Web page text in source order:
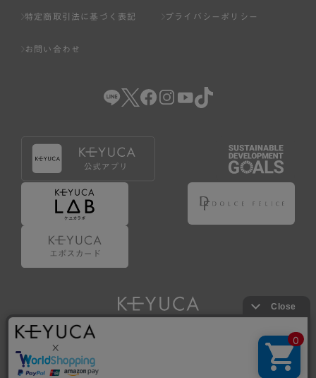
いる場合。
（5） その他、本規約または個別規定に違反した場合。
4.会員登録が取り消された場合においても、当該会員は、
弊社とのお取引等により既に発生した支払義務等の取引上
の義務および本規約上の義務の履行責任を免れないものと
します。
5.仮登録とは、ケユカが提供するアプリ等でサービスを利
用するための簡易的な会員登録（以下「仮登録」といいま
6.仮登録をすることで、第9条のポイント付与を受けるこ
とができます。
7.仮登録状態はポイントの利用は行えず、第3条1項の通り
に登録完了することでポイント利用が行えるようになりま
す。
特定商取引法に基づく表記 プライバシーポリシー
お問い合わせ
Copyright © KAWAJUN Co., Ltd. All Rights Reserved.